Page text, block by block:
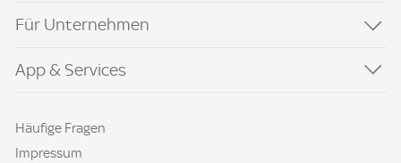
Für Unternehmen
App & Services
Häufige Fragen
Impressum